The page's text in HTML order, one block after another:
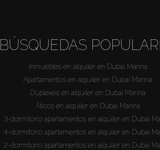
BÚSQUEDAS
Inmuebles en alquiler en Dubai Marina
Apartamentos en alquiler en Dubai Marina
Dúplexes en alquiler en Dubai Marina
Áticos en alquiler en Dubai Marina
3-dormitorio apartamentos en alquiler en Dubai
4-dormitorio apartamentos en alquiler en Dubai
2-dormitorio apartamentos en alquiler en Dubai